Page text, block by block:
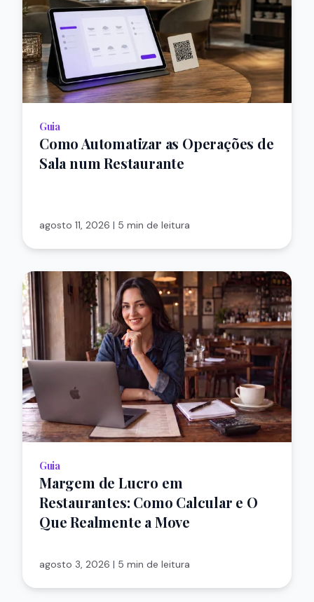
Guia
Como Automatizar as Operações de
Sala num Restaurante
agosto 11, 2026 | 5 min de leitura
Guia
Margem de Lucro em
Restaurantes: Como Calcular e O
Que Realmente a Move
agosto 3, 2026 | 5 min de leitura